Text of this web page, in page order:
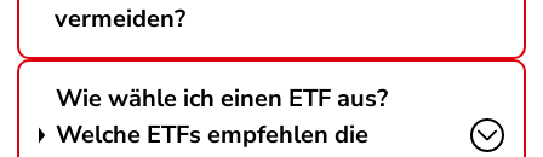
vermeiden?
Wie wähle ich einen ETF aus?
Welche ETFs empfehlen die